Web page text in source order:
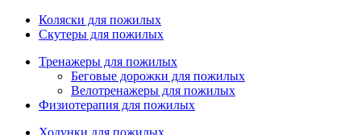
Коляски для пожилых
Скутеры для пожилых
Тренажеры для пожилых
Беговые дорожки для пожилых
Велотренажеры для пожилых
Физиотерапия для пожилых
Ходунки для пожилых